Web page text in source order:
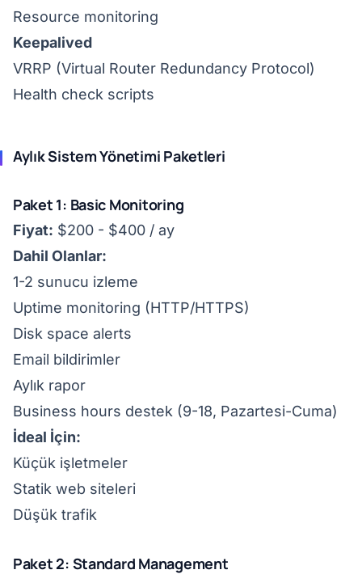
Resource monitoring
Keepalived
VRRP (Virtual Router Redundancy Protocol)
Health check scripts
Aylık Sistem Yönetimi Paketleri
Paket 1: Basic Monitoring
Fiyat: $200 - $400 / ay
Dahil Olanlar:
1-2 sunucu izleme
Uptime monitoring (HTTP/HTTPS)
Disk space alerts
Email bildirimler
Aylık rapor
Business hours destek (9-18, Pazartesi-Cuma)
İdeal İçin:
Küçük işletmeler
Statik web siteleri
Düşük trafik
Paket 2: Standard Management